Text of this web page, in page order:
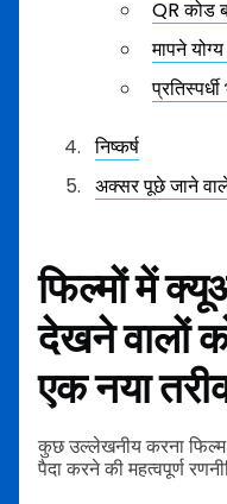
QR कोड
मापने योग्य
निष्कर्ष
अक्सर पूछे जाने
फिल्मों में
देखने वालों
एक नया
कुछ उल्लेखनीय करना
पैदा करने की महत्वपूर्ण